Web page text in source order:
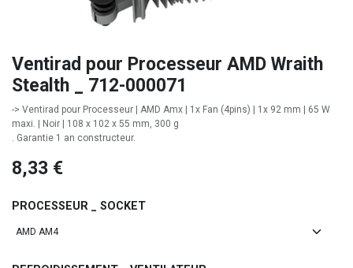
Ventirad pour Processeur AMD Wraith
Stealth _ 712-000071
-> Ventirad pour Processeur | AMD Amx | 1x Fan (4pins) | 1x 92 mm | 65 W
maxi. | Noir | 108 x 102 x 55 mm, 300 g
. Garantie 1 an constructeur.
8,33 €
PROCESSEUR _ SOCKET